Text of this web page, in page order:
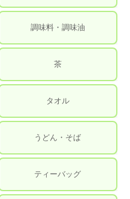
調味料・調味油
茶
タオル
うどん・そば
ティーバッグ